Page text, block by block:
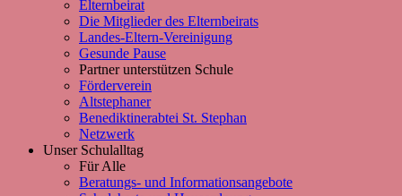
Elternbeirat
Die Mitglieder des Elternbeirats
Landes-Eltern-Vereinigung
Gesunde Pause
Partner unterstützen Schule
Förderverein
Altstephaner
Benediktinerabtei St. Stephan
Netzwerk
Unser Schulalltag
Für Alle
Beratungs- und Informationsangebote